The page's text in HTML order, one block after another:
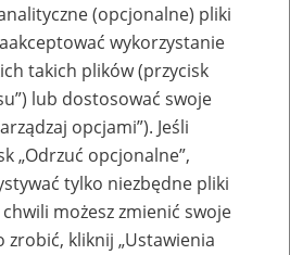
lub
zakładów pracy
(opcjonalne) pliki
wykorzystanie
takich plików (przycisk
lub dostosować swoje
opcjami”). Jeśli
„Odrzuć opcjonalne”,
tylko niezbędne pliki
możesz zmienić swoje
zrobić, kliknij „Ustawienia